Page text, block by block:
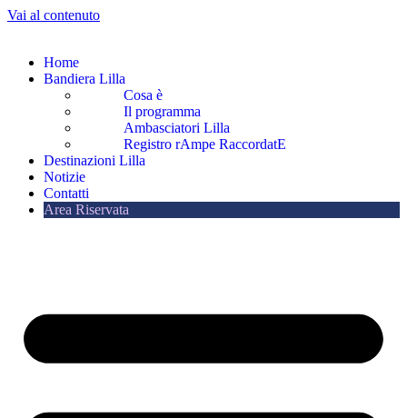
Vai al contenuto
Home
Bandiera Lilla
Cosa è
Il programma
Ambasciatori Lilla
Registro rAmpe RaccordatE
Destinazioni Lilla
Notizie
Contatti
Area Riservata